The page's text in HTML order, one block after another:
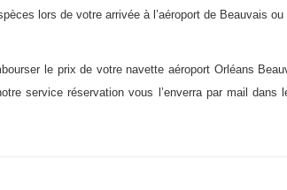
lors de votre arrivée à l’aéroport de Beauvais ou
le prix de votrenavette aéroport Orléans
service réservation vous l’enverra par mail dans